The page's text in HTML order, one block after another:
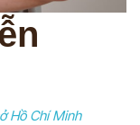
Hồ Chí Minh